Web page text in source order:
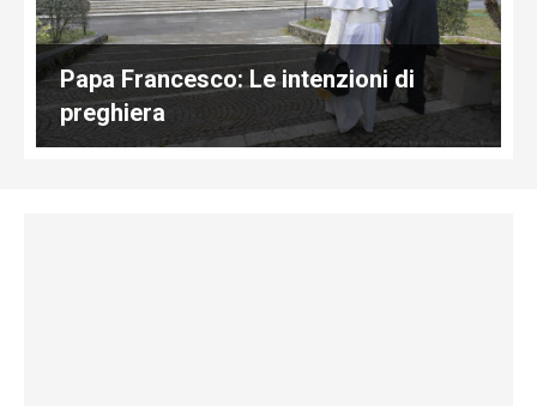
Papa Francesco: Le intenzioni di
preghiera